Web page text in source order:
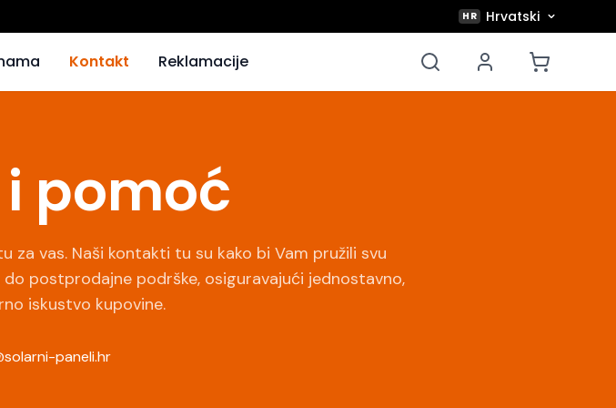
HR Hrvatski
Kontakt Reklamacije
pomoć
vas. Naši kontakti tu su kako bi Vam pružili svu
postprodajne podrške, osiguravajući jednostavno,
iskustvo kupovine.
paneli.hr